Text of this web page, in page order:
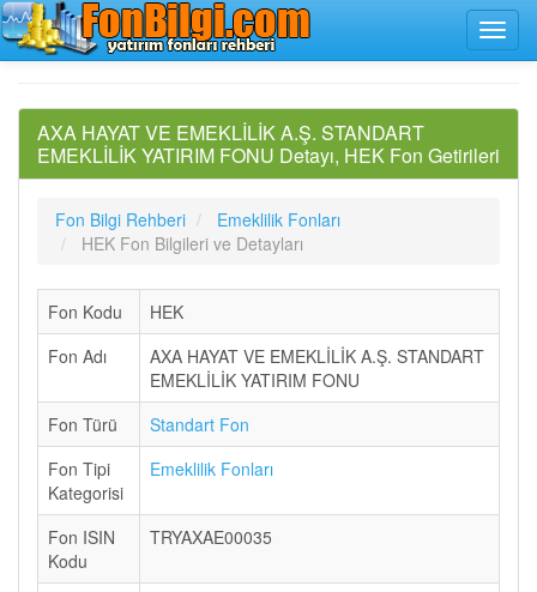
AXA HAYAT VE EMEKLİLİK A.Ş. STANDART
EMEKLİLİK YATIRIM FONU Detayı, HEK Fon Getirileri
Fon Bilgi Rehberi
Emeklilik Fonları
HEK Fon Bilgileri ve Detayları
Fon Kodu
HEK
Fon Adı
AXA HAYAT VE EMEKLİLİK A.Ş. STANDART
EMEKLİLİK YATIRIM FONU
Fon Türü
Standart Fon
Fon Tipi
Kategorisi
Emeklilik Fonları
Fon ISIN
Kodu
TRYAXAE00035